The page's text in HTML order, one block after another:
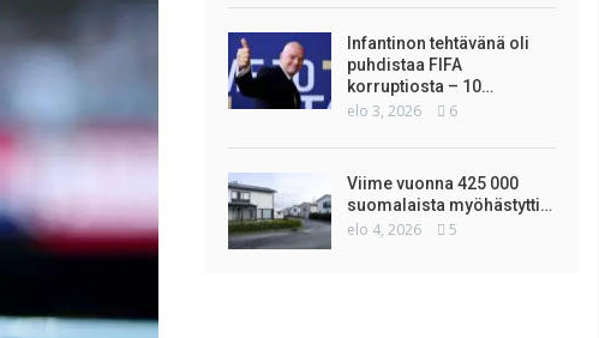
Infantinon tehtävänä oli
puhdistaa FIFA
korruptiosta – 10…
elo 3, 2026 6
Viime vuonna 425 000
suomalaista myöhästytti…
elo 4, 2026 5